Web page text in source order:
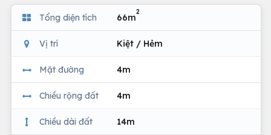
Tổng diện tích 66m
2
Vị trí Kiệt / Hẻm
Mặt đường 4m
Chiều rộng đất 4m
Chiều dài đất 14m